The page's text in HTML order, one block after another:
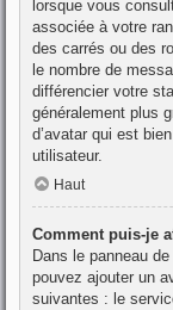
lorsque vous
associée à votre
des carrés ou des
le nombre de
différencier votre
généralement plus
d’avatar qui est
utilisateur.
Haut
Comment puis-je
Dans le panneau
pouvez ajouter un
suivantes : le